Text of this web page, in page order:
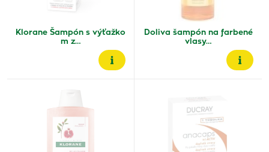
Klorane Šampón s výťažko
m z…
Doliva šampón na farbené
vlasy…